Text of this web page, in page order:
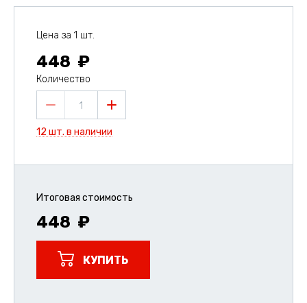
Цена за 1 шт.
448
Количество
1
12 шт. в наличии
Итоговая стоимость
448
КУПИТЬ